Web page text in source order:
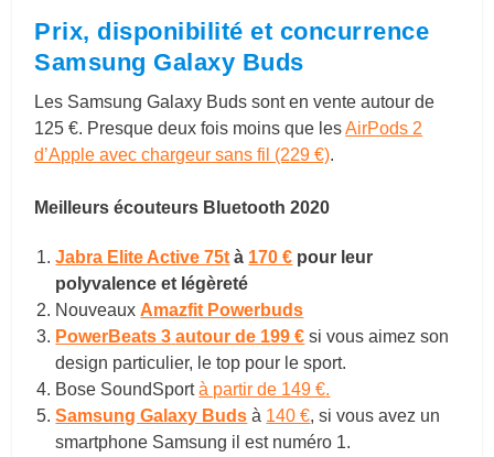
Prix, disponibilité et concurrence
Samsung Galaxy Buds
Les Samsung Galaxy Buds sont en vente autour de
125 €. Presque deux fois moins que lesAirPods 2
d’Apple avec chargeur sans fil (229 €).
Meilleurs écouteurs Bluetooth 2020
Jabra Elite Active 75t à 170 € pour leur
polyvalence et légèreté
Nouveaux Amazfit Powerbuds
PowerBeats 3 autour de 199 € si vous aimez son
design particulier, le top pour le sport.
Bose SoundSport à partir de 149 €.
Samsung Galaxy Buds à 140 €, si vous avez un
smartphone Samsung il est numéro 1.